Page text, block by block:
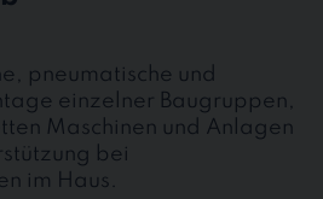
pneumatische und
einzelner Baugruppen,
Maschinen und Anlagen
bei
im Haus.